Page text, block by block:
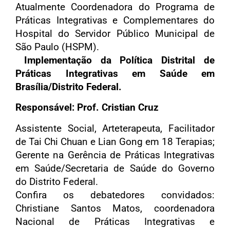
Atualmente Coordenadora do Programa de
Práticas Integrativas e Complementares do
Hospital do Servidor Público Municipal de
São Paulo (HSPM).
Implementação da Política Distrital de
Práticas Integrativas em Saúde em
Brasília/Distrito Federal.
Responsável: Prof. Cristian Cruz
Assistente Social, Arteterapeuta, Facilitador
de Tai Chi Chuan e Lian Gong em 18 Terapias;
Gerente na Gerência de Práticas Integrativas
em Saúde/Secretaria de Saúde do Governo
do Distrito Federal.
Confira os debatedores convidados:
Christiane Santos Matos, coordenadora
Nacional de Práticas Integrativas e